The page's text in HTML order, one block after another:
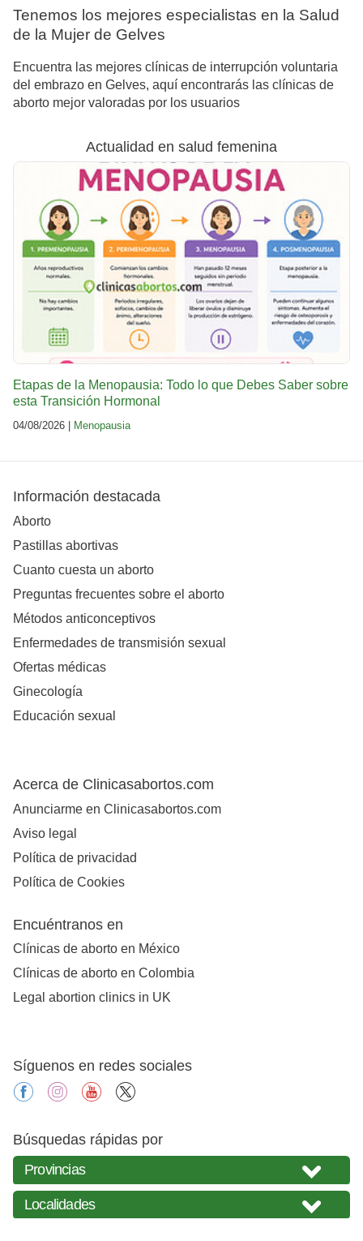
Tenemos los mejores especialistas en la Salud
de la Mujer de Gelves
Encuentra las mejores clínicas de interrupción voluntaria
del embrazo en Gelves, aquí encontrarás las clínicas de
aborto mejor valoradas por los usuarios
Actualidad en salud femenina
Etapas de la Menopausia: Todo lo que Debes Saber sobre
esta Transición Hormonal
04/08/2026 | Menopausia
Información destacada
Aborto
Pastillas abortivas
Cuanto cuesta un aborto
Preguntas frecuentes sobre el aborto
Métodos anticonceptivos
Enfermedades de transmisión sexual
Ofertas médicas
Ginecología
Educación sexual
Acerca de Clinicasabortos.com
Anunciarme en Clinicasabortos.com
Aviso legal
Política de privacidad
Política de Cookies
Encuéntranos en
Clínicas de aborto en México
Clínicas de aborto en Colombia
Legal abortion clinics in UK
Síguenos en redes sociales
facebookinstagramyoutube
Búsquedas rápidas por